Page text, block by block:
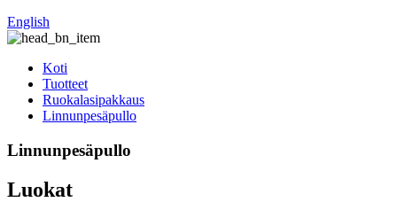
English
Koti
Tuotteet
Ruokalasipakkaus
Linnunpesäpullo
Linnunpesäpullo
Luokat